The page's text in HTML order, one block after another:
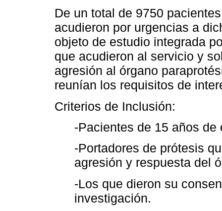
De un total de 9750
acudieron por urgencias a
objeto de estudio integrada
que acudieron al servicio y
agresión al órgano
reunían los requisitos de
Criterios de Inclusión:
-Pacientes de 15 años de
-Portadores de prótesis
agresión y respuesta del
-Los que dieron su
investigación.